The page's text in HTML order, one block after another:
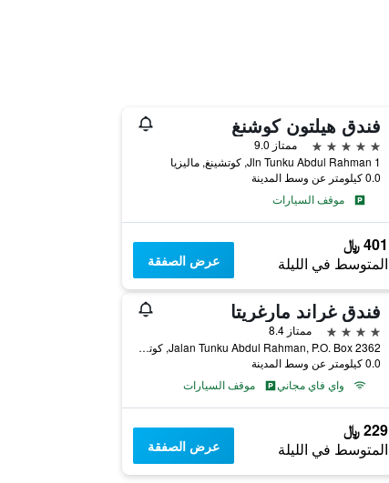
فندق هيلتون كوشنغ
5 نجوم
ممتاز 9.0
1 Jln Tunku Abdul Rahman, كوتشينغ, ماليزيا
0.0 كيلومتر عن وسط المدينة
موقف السيارات
401 ﷼
المتوسط في الليلة عرض الصفقة
فندق غراند مارغريتا
4 نجوم
ممتاز 8.4
Jalan Tunku Abdul Rahman, P.O. Box 2362, كوتشينغ, ماليزيا
0.0 كيلومتر عن وسط المدينة
واي فاي مجاني
موقف السيارات
229 ﷼
المتوسط في الليلة عرض الصفقة